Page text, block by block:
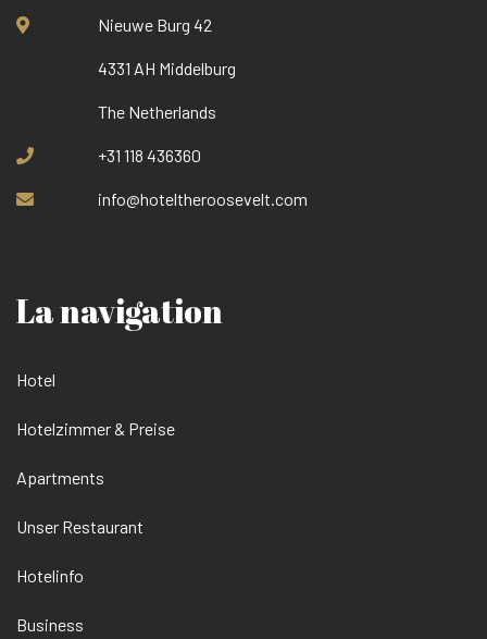
Nieuwe Burg 42
4331 AH Middelburg
The Netherlands
+31 118 436360
info@hoteltheroosevelt.com
La navigation
Hotel
Hotelzimmer & Preise
Apartments
Unser Restaurant
Hotelinfo
Business